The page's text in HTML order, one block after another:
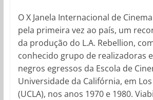
O X Janela Internacional de
pela primeira vez ao país, um
da produção do L.A. Rebellion,
conhecido grupo de realizadoras
negros egressos da Escola de
Universidade da Califórnia, em
(UCLA), nos anos 1970 e 1980.